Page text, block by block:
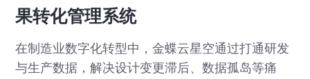
果转化管理系统
在制造业数字化转型中，金蝶云星空通过打通研发
与生产数据，解决设计变更滞后、数据孤岛等痛